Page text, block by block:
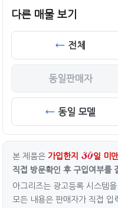
다른 매물 보기
전체
동일판매자
동일 모델
본 제품은 가입한지 일 미
직접 방문확인 후 구입여부를
아그리즈는 광고등록 시스템
모든 내용은 판매자가 직접 입